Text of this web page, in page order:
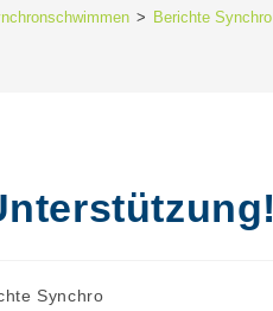
> Berichte Synchro
Synchro